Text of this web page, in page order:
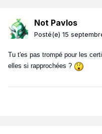
Not Pavlos
Posté(e) 15
Tu t'es pas trompé pour les
elles si rapprochées ?